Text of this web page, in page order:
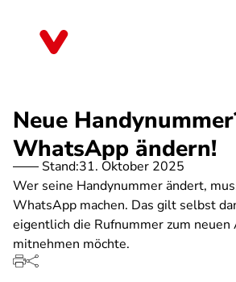
Neue
WhatsApp ändern!
Stand:31. Oktober 2025
Wer seine Handynummer ändert,
WhatsApp machen. Das gilt selbst
eigentlich die Rufnummer zum
mitnehmen möchte.